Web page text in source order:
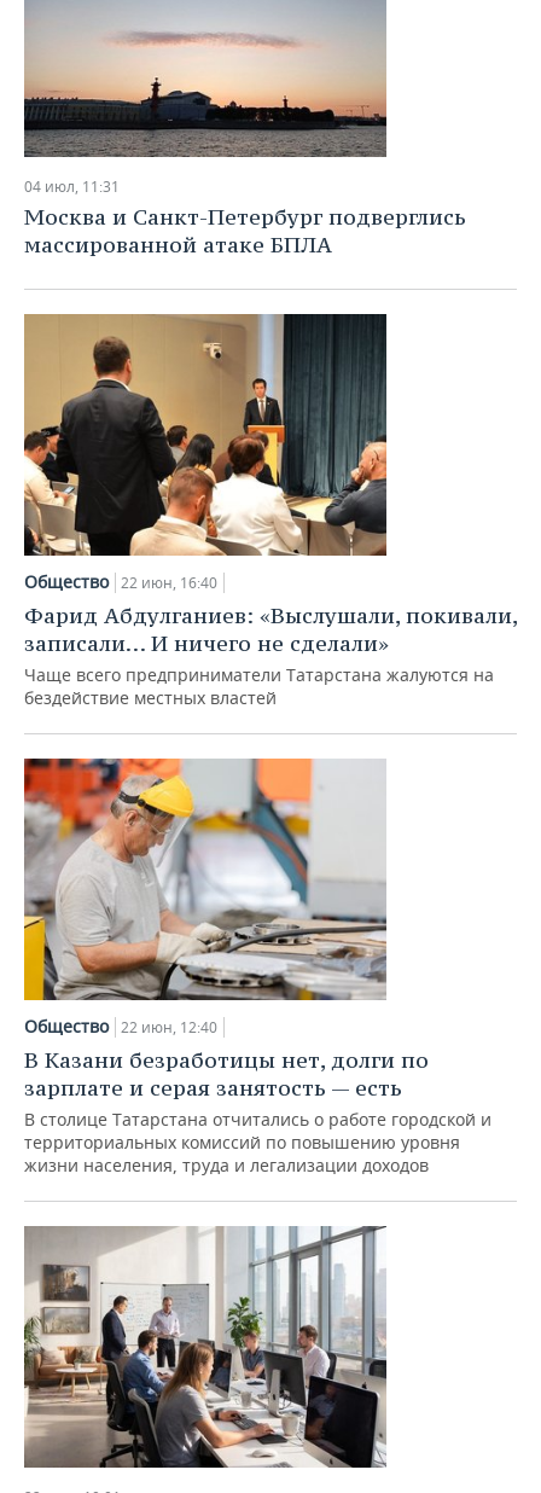
04 июл, 11:31
Москва и Санкт-Петербург подверглись
массированной атаке БПЛА
Общество 22 июн, 16:40
Фарид Абдулганиев: «Выслушали, покивали,
записали… И ничего не сделали»
Чаще всего предприниматели Татарстана жалуются на
бездействие местных властей
Общество 22 июн, 12:40
В Казани безработицы нет, долги по
зарплате и серая занятость — есть
В столице Татарстана отчитались о работе городской и
территориальных комиссий по повышению уровня
жизни населения, труда и легализации доходов